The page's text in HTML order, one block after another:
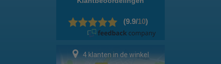
4 klanten in de winkel